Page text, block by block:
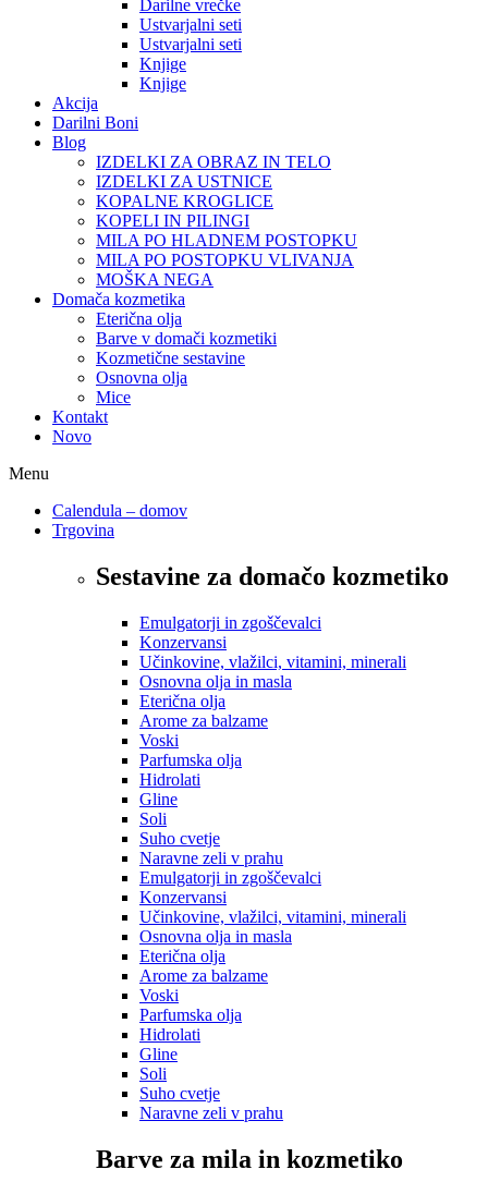
Darilne vrečke
Ustvarjalni seti
Ustvarjalni seti
Knjige
Knjige
Akcija
Darilni Boni
Blog
IZDELKI ZA OBRAZ IN TELO
IZDELKI ZA USTNICE
KOPALNE KROGLICE
KOPELI IN PILINGI
MILA PO HLADNEM POSTOPKU
MILA PO POSTOPKU VLIVANJA
MOŠKA NEGA
Domača kozmetika
Eterična olja
Barve v domači kozmetiki
Kozmetične sestavine
Osnovna olja
Mice
Kontakt
Novo
Menu
Calendula – domov
Trgovina
Sestavine za domačo kozmetiko
Emulgatorji in zgoščevalci
Konzervansi
Učinkovine, vlažilci, vitamini, minerali
Osnovna olja in masla
Eterična olja
Arome za balzame
Voski
Parfumska olja
Hidrolati
Gline
Soli
Suho cvetje
Naravne zeli v prahu
Emulgatorji in zgoščevalci
Konzervansi
Učinkovine, vlažilci, vitamini, minerali
Osnovna olja in masla
Eterična olja
Arome za balzame
Voski
Parfumska olja
Hidrolati
Gline
Soli
Suho cvetje
Naravne zeli v prahu
Barve za mila in kozmetiko